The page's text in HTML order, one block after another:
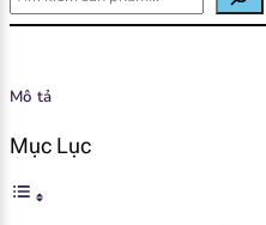
Mô tả
Mục Lục